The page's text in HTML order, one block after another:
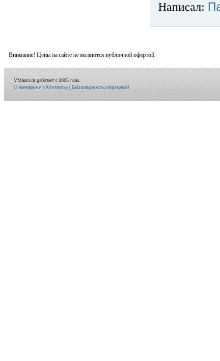
Написал:
Внимание! Цены на сайте не являются публичной офертой.
VMauto.ru работает с 2005 года.
О компании|Контакты|Безопасность платежей